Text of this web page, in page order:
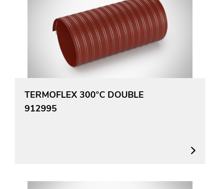
TERMOFLEX 300°C DOUBLE
912995